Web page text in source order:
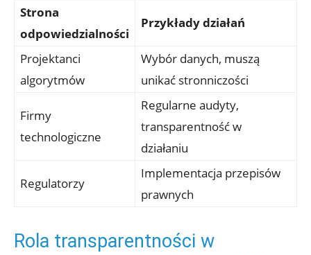
Strona
odpowiedzialności
Przykłady działań
Projektanci
algorytmów
Wybór danych, muszą
unikać stronniczości
Firmy
technologiczne
Regularne audyty,
transparentność w
działaniu
Regulatorzy
Implementacja przepisów
prawnych
Rola transparentności w